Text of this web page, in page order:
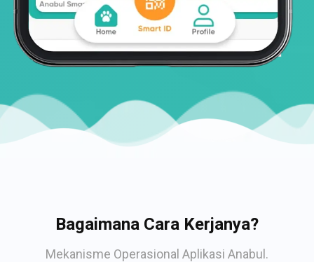
Bagaimana Cara Kerjanya?
Mekanisme Operasional Aplikasi Anabul.